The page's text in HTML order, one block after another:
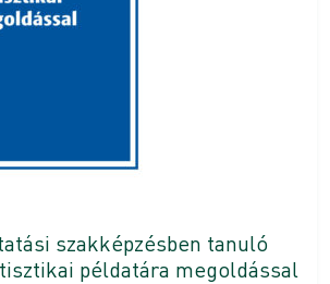
szakképzésben tanuló
példatára megoldással